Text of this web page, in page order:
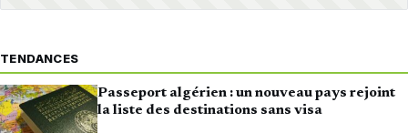
TENDANCES
Passeport algérien : un nouveau pays rejoint
la liste des destinations sans visa